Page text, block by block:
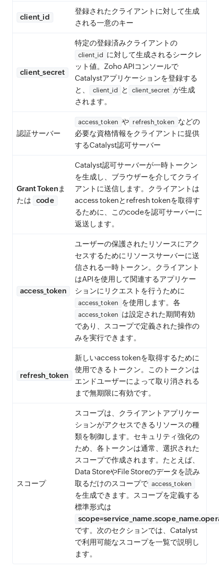
client_id
登録されたクライアントに対して生成
される一意のキー
client_secret
特定の登録済みクライアントの
client_id に対して生成されるシークレ
ット値。Zoho APIコンソールで
Catalystアプリケーションを登録する
と、
client_id と client_secret が生成
されます。
認証サーバー
access_token や refresh_token などの
必要な資格情報をクライアントに提供
するCatalyst認可サーバー
Grant Tokenま
たは
code
Catalyst認可サーバーが一時トークン
を生成し、ブラウザーを介してクライ
アントに送信します。クライアントは
access tokenとrefresh tokenを取得す
るために、このcodeを認可サーバーに
返送します。
access_token
ユーザーの保護されたリソースにアク
セスするためにリソースサーバーに送
信される一時トークン。クライアント
はAPIを使用して関連するアプリケー
ションにリクエストを行うために
access_token を使用します。各
access_token は設定された期間有効
であり、スコープで定義された操作の
みを実行できます。
refresh_token
新しいaccess tokenを取得するために
使用できるトークン。このトークンは
エンドユーザーによって取り消される
まで無期限に有効です。
スコープ
スコープは、クライアントアプリケー
ションがアクセスできるリソースの種
類を制御します。セキュリティ強化の
ため、各トークンは通常、選択された
スコープで作成されます。たとえば、
Data StoreやFile Storeのデータを読み
取るだけのスコープで access_token
を生成できます。スコープを定義する
標準形式は
です。次のセクションでは、Catalyst
で利用可能なスコープを一覧で説明し
ます。